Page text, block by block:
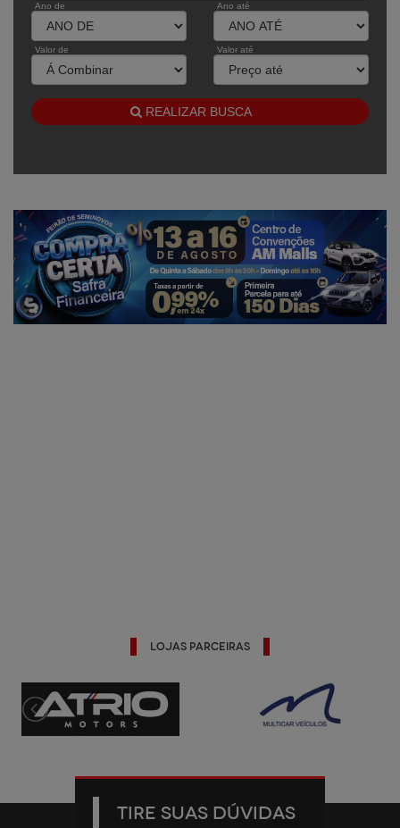
Ano de Ano até
Valor de Valor até
REALIZAR BUSCA
Lojas Parceiras
TIRE SUAS DÚVIDAS